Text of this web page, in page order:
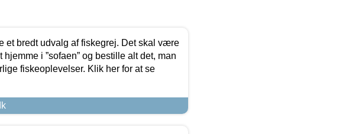
et bredt udvalg af fiskegrej. Det skal være
i ”sofaen” og bestille alt det, man
fiskeoplevelser. Klik her for at se